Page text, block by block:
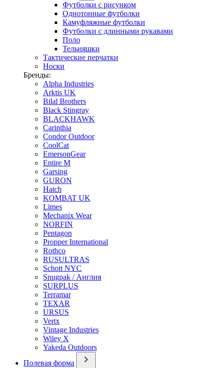
Футболки с рисунком
Однотонные футболки
Камуфляжные футболки
Футболки с длинными рукавами
Поло
Тельняшки
Тактические перчатки
Носки
Бренды:
Alpha Industries
Arktis UK
Bilal Brothers
Black Stingray
BLACKHAWK
Carinthia
Condor Outdoor
CoolCat
EmersonGear
Entire M
Garsing
GURON
Hatch
KOMBAT UK
Limes
Mechanix Wear
NORFIN
Pentagon
Propper International
Rothco
RUSULTRAS
Schott NYC
Snugpak / Англия
SURPLUS
Terramar
TEXAR
URSUS
Vertx
Vintage Industries
Wiley X
Yakeda Outdoors
Полевая форма